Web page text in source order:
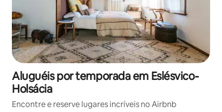
Aluguéis por temporada em Eslésvico-
Holsácia
Encontre e reserve lugares incríveis no Airbnb